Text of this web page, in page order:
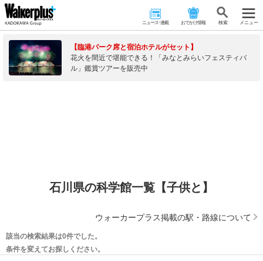
ニュース･連載 おでかけ情報 検 索 メニュー
【臨港パーク席と宿泊ホテルがセット】
花火を間近で堪能できる！「みなとみらいフェスティバ
ル」鑑賞ツアーを販売中
石川県の科学館一覧【子供と】
ウォーカープラス掲載の駅・路線について
該当の検索結果は0件でした。
条件を変えてお探しください。